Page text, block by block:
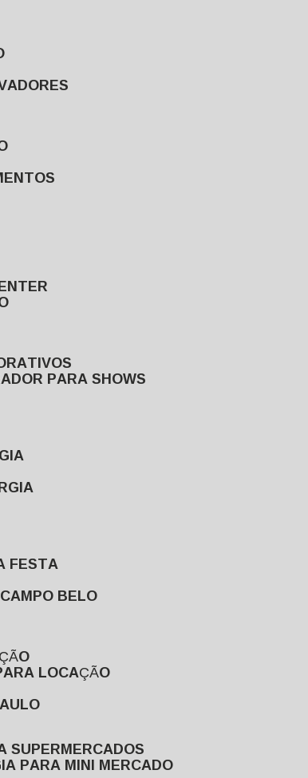
PARA SHOWS
FESTA
BELO
LOCAÇÃO
SUPERMERCADOS
PARA MINI MERCADO